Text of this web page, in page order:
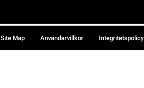
Site Map Användarvillkor Integritetspolicy